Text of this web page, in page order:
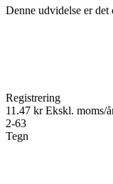
Denne udvidelse er
Registrering
11.47 krEkskl. moms/
2-63
Tegn